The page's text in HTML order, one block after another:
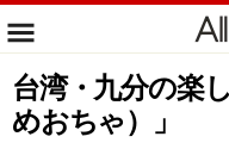
台湾・九分の楽
めおちゃ）」